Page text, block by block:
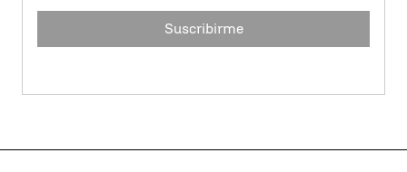
Suscribirme